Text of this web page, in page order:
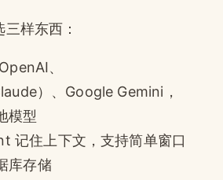
样东西：
、
）、Google Gemini，
模型
记住上下文，支持简单窗口
库存储